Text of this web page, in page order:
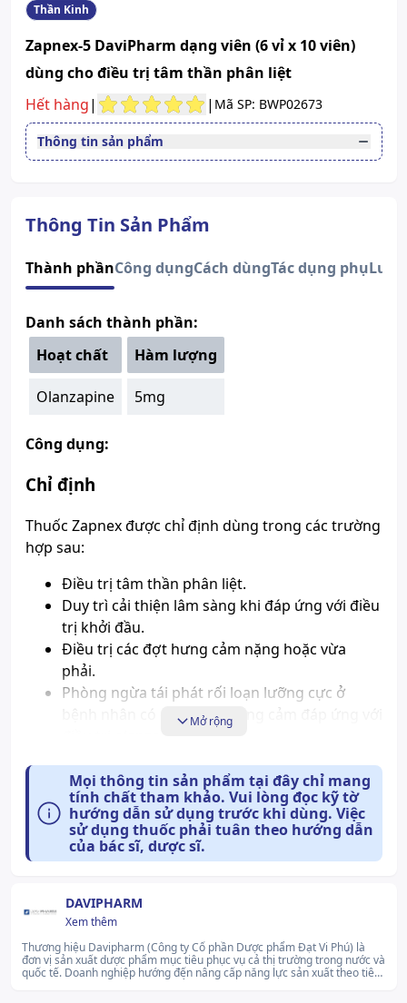
Thần Kinh
Zapnex-5 DaviPharm dạng viên (6 vỉ x 10 viên)
dùng cho điều trị tâm thần phân liệt
Hết hàng| | Mã SP: BWP02673
Thông tin sản phẩm
Quy cách
Hộp 6 Vỉ x 10 Viên
Thành phần
Nhà sản xuất
DAVI
Nước sản xuất
hiệu
Việt Nam
Số đăng ký
893110884024
Hướng dẫn tra cứu số đăng ký thuốc được cấp phép
Thông Tin Sản Phẩm
Thành phầnCông dụngCách dùngTác dụng phụLưu
Danh sách thành phần:
Hoạt chất
Hàm lượng
Olanzapine 5mg
Công dụng:
Chỉ định
Thuốc Zapnex được chỉ định dùng trong các trường
hợp sau:
Ðiều trị tâm thần phân liệt.
Duy trì cải thiện lâm sàng khi đáp ứng với điều
trị khởi đầu.
Điều trị các đợt hưng cảm nặng hoặc vừa
phải.
Phòng ngừa tái phát rối loạn lưỡng cực ở
bệnh nhân có giai đoạn hưng cảm đáp ứng với
Dược lực học
Olanzapin là một thuốc an thần kinh (chống loạn
thần) không điển hình (thế hệ thứ hai) và là dẫn
chất của dibenzodiazepin. Thuốc có nhiều đặc tính
hình là dẫn chất của phenothiazin hay
butyrophenon như ít gây hội chứng ngoại tháp, ít
làm tăng tiết prolactin, ít gây loạn vận động muộn
khi điều trị kéo dài đồng thời có hiệu quả trên cả
Mở rộng
Mọi thông tin sản phẩm tại đây chỉ mang
tính chất tham khảo. Vui lòng đọc kỹ tờ
hướng dẫn sử dụng trước khi dùng. Việc
sử dụng thuốc phải tuân theo hướng dẫn
của bác sĩ, dược sĩ.
DAVIPHARM
Xem thêm
Thương hiệu Davipharm (Công ty Cổ phần Dược phẩm Đạt Vi Phú) là
đơn vị sản xuất dược phẩm mục tiêu phục vụ cả thị trường trong nước và
quốc tế. Doanh nghiệp hướng đến nâng cấp năng lực sản xuất theo tiêu